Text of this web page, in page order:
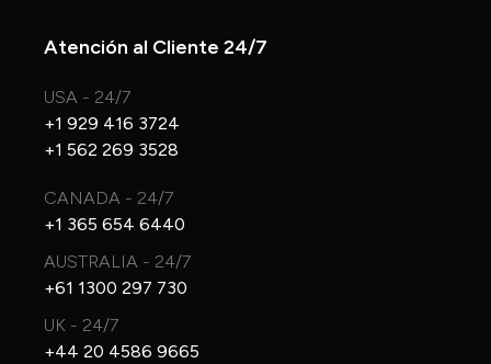
Atención al Cliente 24/7
USA - 24/7
+1 929 416 3724
+1 562 269 3528
CANADA - 24/7
+1 365 654 6440
AUSTRALIA - 24/7
+61 1300 297 730
UK - 24/7
+44 20 4586 9665